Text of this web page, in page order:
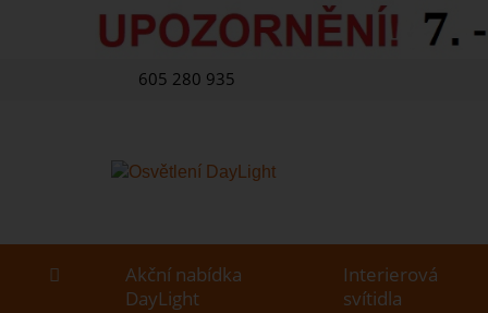
605 280 935
Akční nabídka
DayLight
Interierová
svítidla